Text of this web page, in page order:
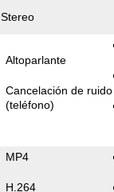
Stereo
Altoparlante
Cancelación de ruido
(teléfono)
MP4
H.264